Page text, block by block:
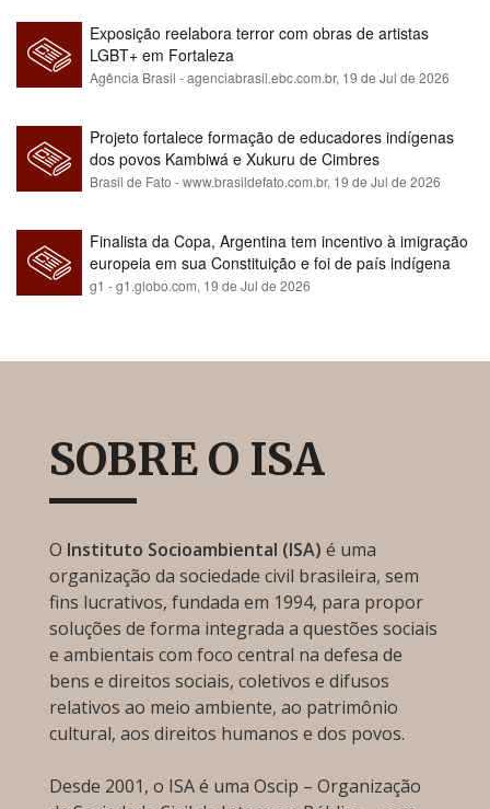
Exposição reelabora terror com obras de artistas
LGBT+ em Fortaleza
Agência Brasil - agenciabrasil.ebc.com.br, 19 de Jul de 2026
Projeto fortalece formação de educadores indígenas
dos povos Kambiwá e Xukuru de Cimbres
Brasil de Fato - www.brasildefato.com.br, 19 de Jul de 2026
Finalista da Copa, Argentina tem incentivo à imigração
europeia em sua Constituição e foi de país indígena
para maioria branca
g1 - g1.globo.com, 19 de Jul de 2026
SOBRE O ISA
O Instituto Socioambiental (ISA) é uma
organização da sociedade civil brasileira, sem
fins lucrativos, fundada em 1994, para propor
soluções de forma integrada a questões sociais
e ambientais com foco central na defesa de
bens e direitos sociais, coletivos e difusos
relativos ao meio ambiente, ao patrimônio
cultural, aos direitos humanos e dos povos.
Desde 2001, o ISA é uma Oscip – Organização